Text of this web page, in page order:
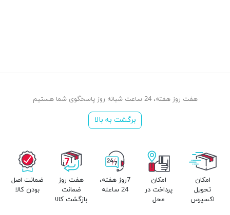
هفت روز هفته، 24 ساعت شبانه روز پاسخگوی شما هستیم
برگشت به بالا
امکان
تحویل
اکسپرس
امکان
پرداخت در
محل
7روز هفته،
24 ساعته
هفت روز
ضمانت
بازگشت کالا
ضمانت اصل
بودن کالا